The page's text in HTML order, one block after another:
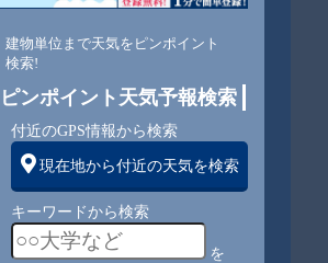
建物単位まで天気をピンポイント
検索!
ピンポイント天気予報検索
付近のGPS情報から検索
現在地から付近の天気を検索
キーワードから検索
を